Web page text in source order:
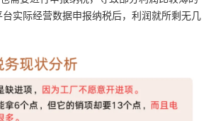
实际经营数据申报纳税后，利润就所剩无几